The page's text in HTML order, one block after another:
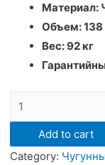
Материал:
Объем: 138
Вес: 92 кг
Чугунная
ванна
Goldman
Classic
Add to cart
Category: